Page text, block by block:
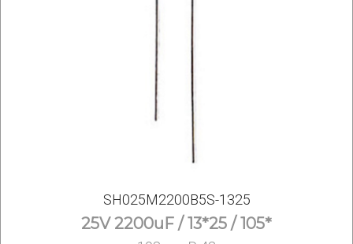
SH025M2200B5S-1325
25V 2200uF / 13*25 / 105*